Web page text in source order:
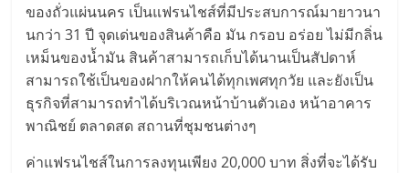
ของถั่วแผ่นนคร เป็นแฟรนไชส์ที่มีประสบการณ์มายาวนา
นกว่า 31 ปี จุดเด่นของสินค้าคือ มัน กรอบ อร่อย ไม่มีกลิ่น
เหม็นของน้ำมัน สินค้าสามารถเก็บได้นานเป็นสัปดาห์
สามารถใช้เป็นของฝากให้คนได้ทุกเพศทุกวัย และยังเป็น
ธุรกิจที่สามารถทำได้บริเวณหน้าบ้านตัวเอง หน้าอาคาร
พาณิชย์ ตลาดสด สถานที่ชุมชนต่างๆ
ค่าแฟรนไชส์ในการลงทุนเพียง 20,000 บาท สิ่งที่จะได้รับ